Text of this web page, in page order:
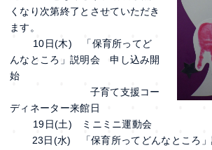
くなり次第終了とさせていただき
ます。
10日(木) 「保育所ってど
んなところ」説明会 申し込み開
始
子育て支援コー
ディネーター来館日
19日(土) ミニミニ運動会
23日(水) 「保育所ってどんなところ